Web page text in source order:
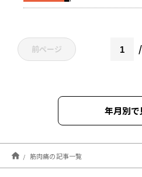
前ページ
年月別で
2022年03月
筋肉痛の記事一覧